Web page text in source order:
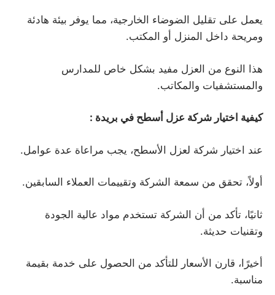
يعمل على تقليل الضوضاء الخارجية، مما يوفر بيئة هادئة
ومريحة داخل المنزل أو المكتب.
هذا النوع من العزل مفيد بشكل خاص للمدارس
والمستشفيات والمكاتب.
كيفية اختيار شركة عزل أسطح في بريدة :
عند اختيار شركة لعزل الأسطح، يجب مراعاة عدة عوامل.
أولاً، تحقق من سمعة الشركة وتقييمات العملاء السابقين.
ثانيًا، تأكد من أن الشركة تستخدم مواد عالية الجودة
وتقنيات حديثة.
أخيرًا، قارن الأسعار للتأكد من الحصول على خدمة بقيمة
مناسبة.